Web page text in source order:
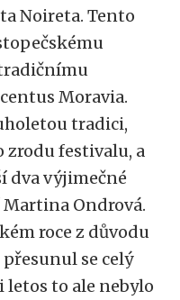
Noireta. Tento
Moravia.
tradici,
zrodu festivalu, a
dva výjimečné
Ondrová.
roce z důvodu
se celý
to ale nebylo